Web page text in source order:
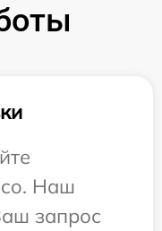
Наш
запрос